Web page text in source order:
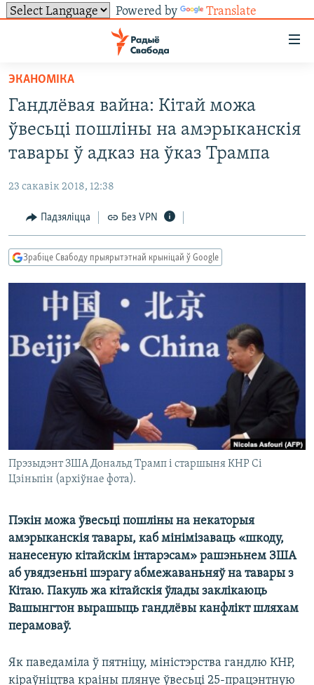
Powered by Translate
ўнівэрсальнага
доступу
Перайсьці
да
галоўнага
зьместу
Перайсьці
да
навігацыі
Перайсьці
да
ВІДЭА І ФОТА
ЭКАНОМІКА
ПАЛІТВЯЗЬНІ
КУЛЬТУРА
КАЛЯНДАР
ТОЛЬКІ НА СВАБОДЗЕ
ГІСТОРЫЯ НА СВАБОДЗЕ
ПАДКАСТЫ
PREMIUM
НА ХВАЛЯХ СВАБОДЫ
ПАДЗЯЛІЦЦА ІНФАРМАЦЫЯЙ
ПАДКАСТЫ
Усе сайты РС/РСЭ
ЭКАНОМІКА
Гандлёвая вайна: Кітай можа
ўвесьці пошліны на амэрыканскія
тавары ў адказ на ўказ Трампа
23 сакавік 2018, 12:38
Падзяліцца Без VPN
Зрабіце Свабоду прыярытэтнай крыніцай ў Google
Прэзыдэнт ЗША Дональд Трамп і старшыня КНР Сі
Цзіньпін (архіўнае фота).
Пэкін можа ўвесьці пошліны на некаторыя
амэрыканскія тавары, каб мінімізаваць «шкоду,
нанесеную кітайскім інтарэсам» рашэньнем ЗША
аб увядзеньні шэрагу абмежаваньняў на тавары з
Кітаю. Пакуль жа кітайскія ўлады заклікаюць
Вашынгтон вырашыць гандлёвы канфлікт шляхам
перамоваў.
Як паведаміла ў пятніцу, міністэрства гандлю КНР,
кіраўніцтва краіны плянуе ўвесьці 25-працэнтную